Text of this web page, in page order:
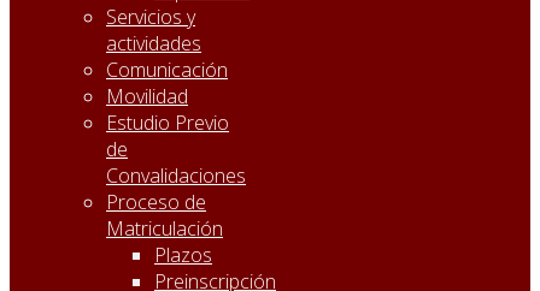
Servicios y
actividades
Comunicación
Movilidad
Estudio Previo
de
Convalidaciones
Proceso de
Matriculación
Plazos
Preinscripción